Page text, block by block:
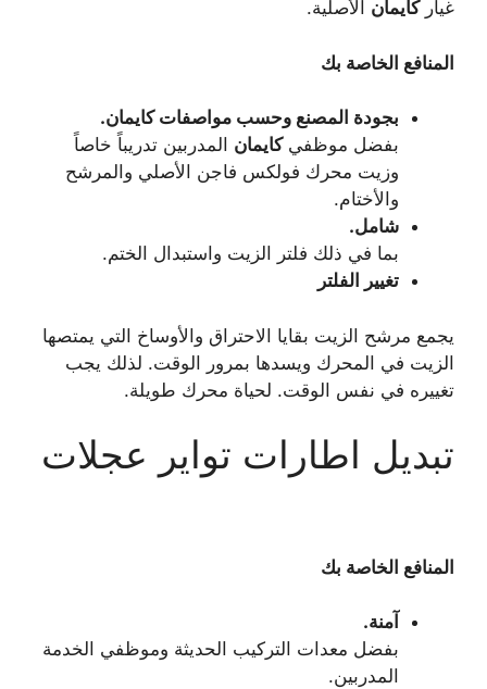
غياركايمان الأصلية.
المنافع الخاصة بك
بجودة المصنع وحسب مواصفات كايمان.
بفضل موظفيكايمان المدربين تدريباً خاصاً
وزيت محرك فولكس فاجن الأصلي والمرشح
والأختام.
شامل.
بما في ذلك فلتر الزيت واستبدال الختم.
تغيير الفلتر
يجمع مرشح الزيت بقايا الاحتراق والأوساخ التي يمتصها
الزيت في المحرك ويسدها بمرور الوقت. لذلك يجب
تغييره في نفس الوقت. لحياة محرك طويلة.
تبديل اطارات تواير عجلات
المنافع الخاصة بك
آمنة.
بفضل معدات التركيب الحديثة وموظفي الخدمة
المدربين.